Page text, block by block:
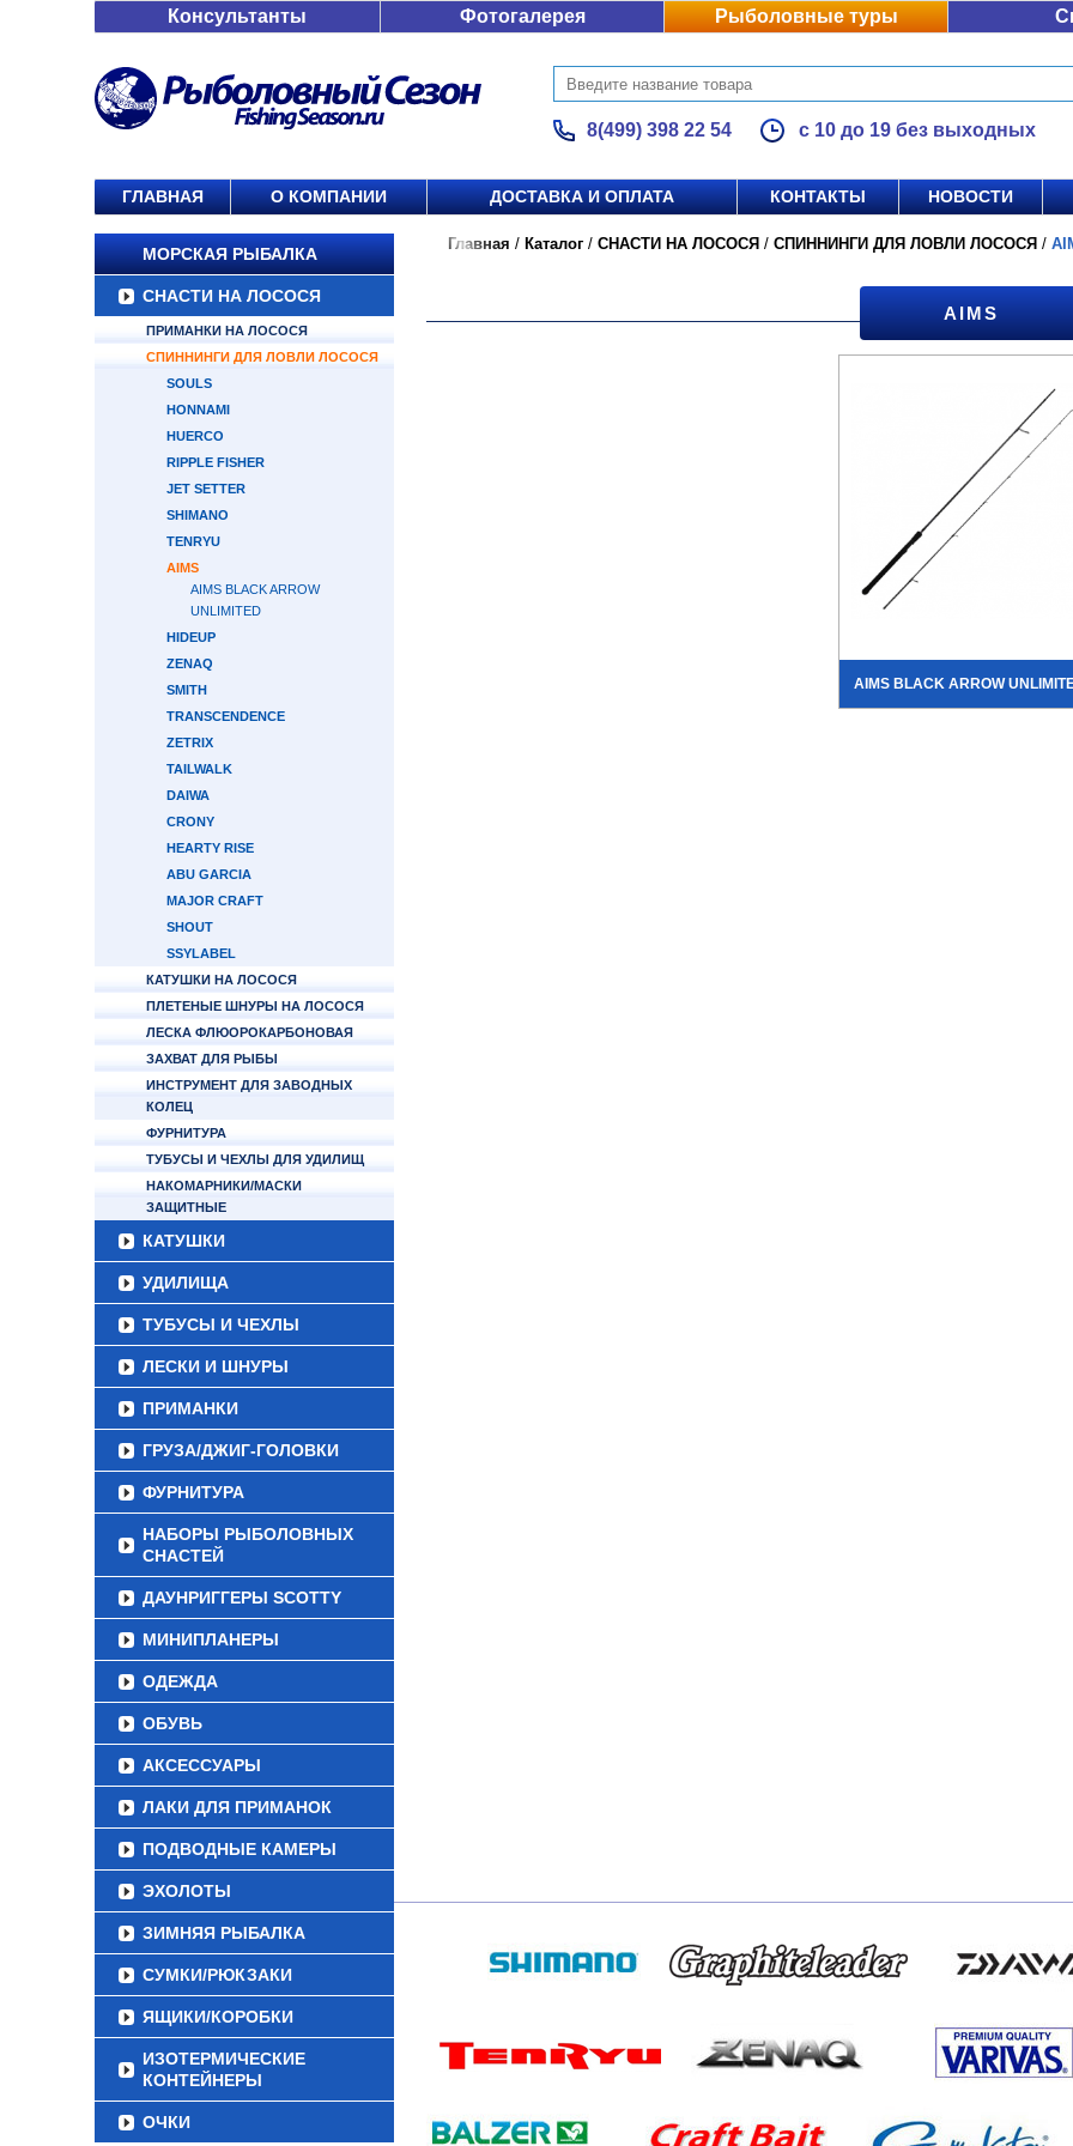
Консультанты Фотогалерея Рыболовные туры
8(499) 398 22 54 с 10 до 19 без выходных
ГЛАВНАЯ О КОМПАНИИ ДОСТАВКА И ОПЛАТА КОНТАКТЫ НОВОСТИ
МОРСКАЯ РЫБАЛКА
СНАСТИ НА ЛОСОСЯ
ПРИМАНКИ НА ЛОСОСЯ
СПИННИНГИ ДЛЯ ЛОВЛИ ЛОСОСЯ
SOULS
HONNAMI
HUERCO
RIPPLE FISHER
JET SETTER
SHIMANO
TENRYU
AIMS
AIMS BLACK ARROW
UNLIMITED
HIDEUP
ZENAQ
SMITH
TRANSCENDENCE
ZETRIX
TAILWALK
DAIWA
CRONY
HEARTY RISE
ABU GARCIA
MAJOR CRAFT
SHOUT
SSYLABEL
КАТУШКИ НА ЛОСОСЯ
ПЛЕТЕНЫЕ ШНУРЫ НА ЛОСОСЯ
ЛЕСКА ФЛЮОРОКАРБОНОВАЯ
ЗАХВАТ ДЛЯ РЫБЫ
ИНСТРУМЕНТ ДЛЯ ЗАВОДНЫХ
КОЛЕЦ
ФУРНИТУРА
ТУБУСЫ И ЧЕХЛЫ ДЛЯ УДИЛИЩ
НАКОМАРНИКИ/МАСКИ
ЗАЩИТНЫЕ
КАТУШКИ
УДИЛИЩА
ТУБУСЫ И ЧЕХЛЫ
ЛЕСКИ И ШНУРЫ
ПРИМАНКИ
ГРУЗА/ДЖИГ-ГОЛОВКИ
ФУРНИТУРА
НАБОРЫ РЫБОЛОВНЫХ
СНАСТЕЙ
ДАУНРИГГЕРЫ SCOTTY
МИНИПЛАНЕРЫ
ОДЕЖДА
ОБУВЬ
АКСЕССУАРЫ
ЛАКИ ДЛЯ ПРИМАНОК
ПОДВОДНЫЕ КАМЕРЫ
ЭХОЛОТЫ
ЗИМНЯЯ РЫБАЛКА
СУМКИ/РЮКЗАКИ
ЯЩИКИ/КОРОБКИ
ИЗОТЕРМИЧЕСКИЕ
КОНТЕЙНЕРЫ
ОЧКИ
Главная / Каталог / СНАСТИ НА ЛОСОСЯ / СПИННИНГИ ДЛЯ ЛОВЛИ ЛОСОСЯ /
AIMS
AIMS BLACK ARROW